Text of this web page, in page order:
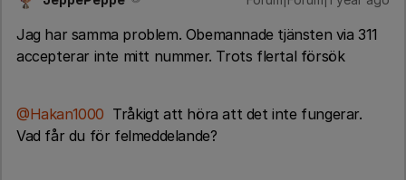
Jag har samma problem. Obemannade tjänsten via 311
accepterar inte mitt nummer. Trots flertal försök
@Hakan1000 Tråkigt att höra att det inte fungerar.
Vad får du för felmeddelande?